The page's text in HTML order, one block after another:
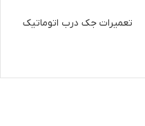
تعمیرات جک درب اتوماتیک